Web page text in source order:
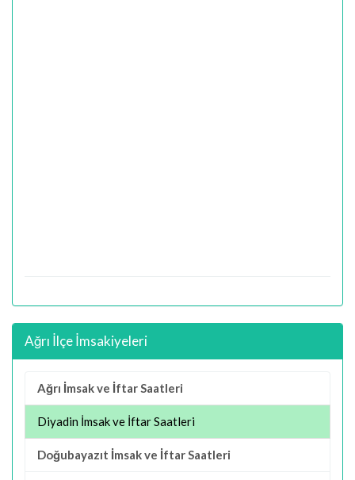
Ağrı İlçe İmsakiyeleri
Ağrı İmsak ve İftar Saatleri
Diyadin İmsak ve İftar Saatleri
Doğubayazıt İmsak ve İftar Saatleri